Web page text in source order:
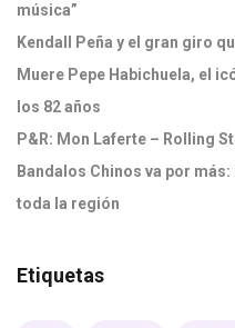
música”
Kendall Peña y el gran giro
Muere Pepe Habichuela, el
los 82 años
P&R: Mon Laferte – Rolling
Bandalos Chinos va por
toda la región
Etiquetas